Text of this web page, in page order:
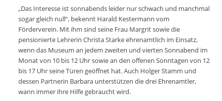
„Das Interesse ist sonnabends leider nur schwach und manchmal
sogar gleich null“, bekennt Harald Kestermann vom
Förderverein. Mit ihm sind seine Frau Margrit sowie die
pensionierte Lehrerin Christa Starke ehrenamtlich im Einsatz,
wenn das Museum an jedem zweiten und vierten Sonnabend im
Monat von 10 bis 12 Uhr sowie an den offenen Sonntagen von 12
bis 17 Uhr seine Türen geöffnet hat. Auch Holger Stamm und
dessen Partnerin Barbara unterstützen die drei Ehrenamtler,
wann immer ihre Hilfe gebraucht wird.